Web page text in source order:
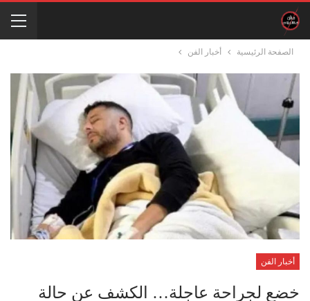
الصفحة الرئيسية أخبار الفن
أخبار الفن
خضع لجراحة عاجلة… الكشف عن حالة